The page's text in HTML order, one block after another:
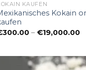
KAUFEN
Kokain
300.00 – €19,000.00